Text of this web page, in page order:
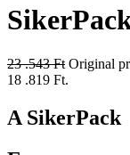
23 .543Ft Original
18 .819 Ft.
A SikerPack